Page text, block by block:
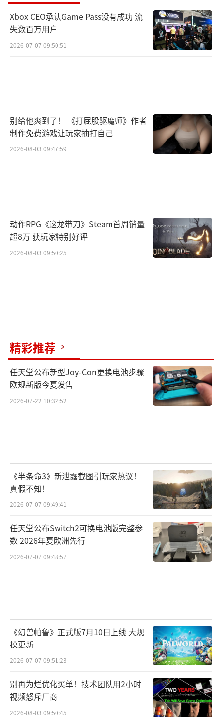
Xbox CEO承认Game Pass没有成功 流
失数百万用户
2026-07-07 09:50:51
别给他爽到了！ 《打屁股驱魔师》作者
制作免费游戏让玩家抽打自己
2026-08-03 09:47:59
动作RPG《这龙带刀》Steam首周销量
超8万 获玩家特别好评
2026-08-03 09:50:25
精彩推荐
任天堂公布新型Joy-Con更换电池步骤
欧规新版今夏发售
2026-07-22 10:32:52
《半条命3》新泄露截图引玩家热议！
真假不知！
2026-07-07 09:49:41
任天堂公布Switch2可换电池版完整参
数 2026年夏欧洲先行
2026-07-07 09:48:57
《幻兽帕鲁》正式版7月10日上线 大规
模更新
2026-07-07 09:51:23
别再为烂优化买单！技术团队用2小时
视频怒斥厂商
2026-08-03 09:50:45